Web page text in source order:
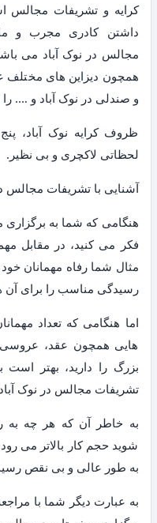
کرایه و تشریفات مجالس
داشتن کادری مجرب و
مجالس در نوک آباد می
همچون دیزاین های مختلف
و صندلی در نوک آباد و ….
ظروف کرایه نوک آباد،
لحظاتی لاکچری و بی نظیر.
آشنایی با تشریفات مجالس
هنگامی که شما به برگزاری
فکر می کنید، در مقابل
مثال شما رفاه مهمانان خود
رسیدگی مناسب را برای آن
اما هنگامی که تعداد
هایی همچون عقد،
بزرگ را دارید، بهتر است
تشریفات مجالس در نوک آباد
به خاطر آن که هر چه به
شوید حجم کار بالاتر می
به طور عالی و بی نقص
به عبارت دیگر شما با